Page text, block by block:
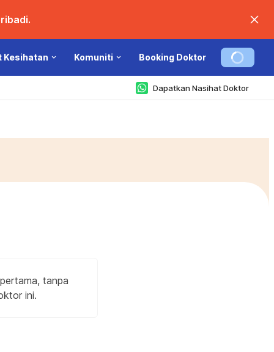
Kesihatan Komuniti Booking Doktor
Dapatkan Nasihat Doktor
tanpa
ini.